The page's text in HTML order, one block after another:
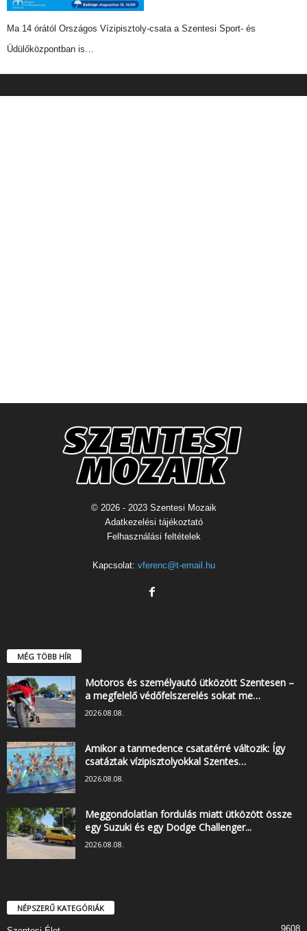
Ma 14 órától Országos Vízipisztoly-csata a Szentesi Sport- és
Üdülőközpontban is…
© 2026 - 2023 Szentesi Mozaik
Adatkezelési tájékoztató
Felhasználási feltételek
Kapcsolat: vferenc@t-email.hu
MÉG TÖBB HÍR
Motoros és személyautó ütközött Szentesen –
a megfelelő védőfelszerelés sokat me…
2026.08.08.
Amikor a tanmedence csatatérré változik: Így
csatáztak vízipisztolyokkal Szentes…
2026.08.08.
Meggondolatlan fordulás miatt ütközött össze
egy Suzuki és egy Dodge Challenger...
2026.08.08.
NÉPSZERŰ KATEGÓRIÁK
9608